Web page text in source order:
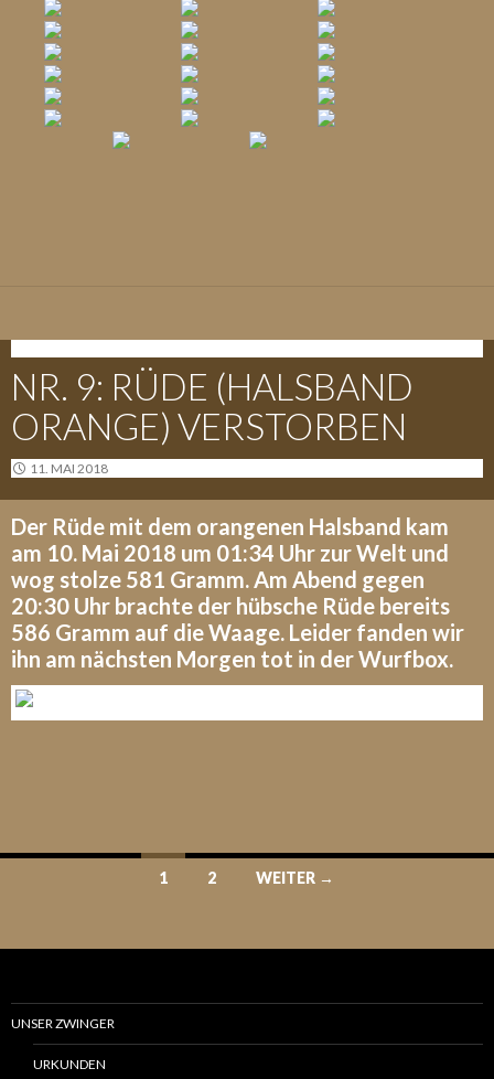
NR. 9: RÜDE (HALSBAND
ORANGE) VERSTORBEN
11. MAI 2018
Der Rüde mit dem orangenen Halsband kam
am 10. Mai 2018 um 01:34 Uhr zur Welt und
wog stolze 581 Gramm. Am Abend gegen
20:30 Uhr brachte der hübsche Rüde bereits
586 Gramm auf die Waage. Leider fanden wir
ihn am nächsten Morgen tot in der Wurfbox.
1 2 WEITER →
UNSER ZWINGER
URKUNDEN